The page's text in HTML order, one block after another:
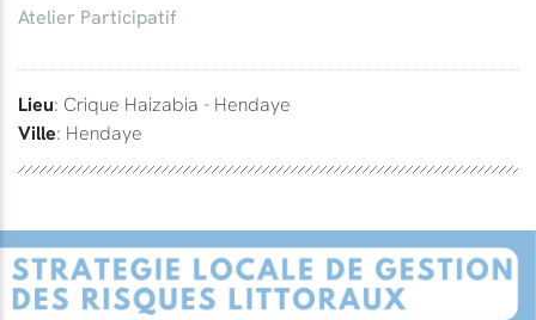
Atelier Participatif
Lieu: Crique Haizabia - Hendaye
Ville: Hendaye